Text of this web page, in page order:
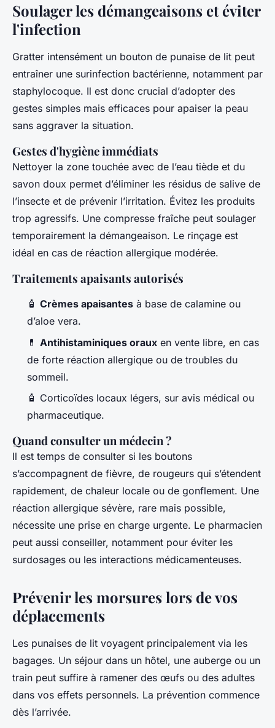
Soulager les démangeaisons et éviter
l'infection
Gratter intensément un bouton de punaise de lit peut
entraîner une surinfection bactérienne, notamment par
staphylocoque. Il est donc crucial d’adopter des
gestes simples mais efficaces pour apaiser la peau
sans aggraver la situation.
Gestes d'hygiène immédiats
Nettoyer la zone touchée avec de l’eau tiède et du
savon doux permet d’éliminer les résidus de salive de
l’insecte et de prévenir l’irritation. Évitez les produits
trop agressifs. Une compresse fraîche peut soulager
temporairement la démangeaison. Le rinçage est
idéal en cas de réaction allergique modérée.
Traitements apaisants autorisés
🧴 Crèmes apaisantes à base de calamine ou
d’aloe vera.
💊 Antihistaminiques oraux en vente libre, en cas
de forte réaction allergique ou de troubles du
sommeil.
🧴 Corticoïdes locaux légers, sur avis médical ou
pharmaceutique.
Quand consulter un médecin ?
Il est temps de consulter si les boutons
s’accompagnent de fièvre, de rougeurs qui s’étendent
rapidement, de chaleur locale ou de gonflement. Une
réaction allergique sévère, rare mais possible,
nécessite une prise en charge urgente. Le pharmacien
peut aussi conseiller, notamment pour éviter les
surdosages ou les interactions médicamenteuses.
Prévenir les morsures lors de vos
déplacements
Les punaises de lit voyagent principalement via les
bagages. Un séjour dans un hôtel, une auberge ou un
train peut suffire à ramener des œufs ou des adultes
dans vos effets personnels. La prévention commence
dès l’arrivée.